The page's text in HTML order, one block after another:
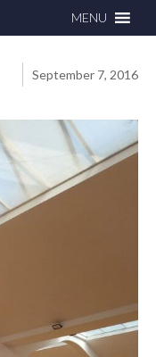
MENU
September 7, 2016